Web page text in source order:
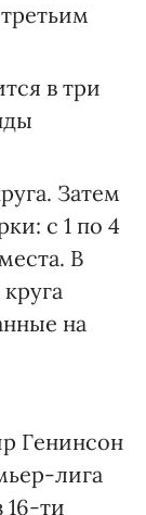
в три
Затем
с 1 по 4
В
на
Генинсон
лига
16-ти